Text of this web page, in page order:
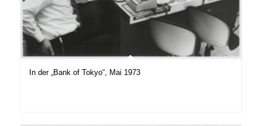
In der „Bank of Tokyo“, Mai 1973